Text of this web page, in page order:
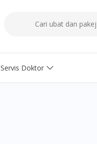
Servis Doktor